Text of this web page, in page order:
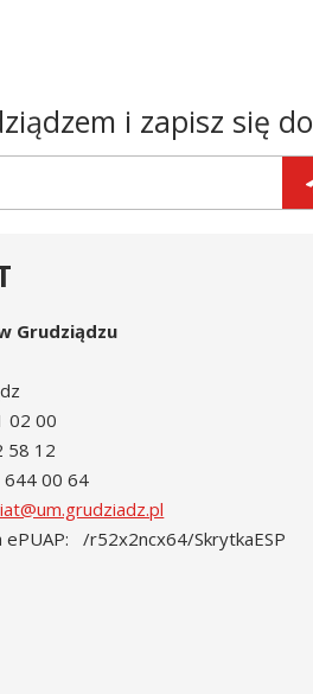
i zapisz się do
Grudziądzu
02 00
58 12
644 00 64
ePUAP: /r52x2ncx64/SkrytkaESP